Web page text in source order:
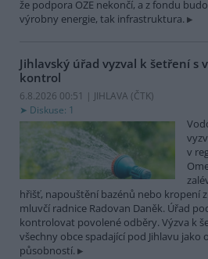
že podpora OZE nekončí, a z fondu
výrobny energie, tak infrastruktura.
Jihlavský úřad vyzval k šetření s
kontrol
6.8.2026 00:51 | JIHLAVA (ČTK)
Diskuse: 1
v
hřišť, napouštění bazénů nebo kropení
mluvčí radnice Radovan Daněk. Úřad
kontrolovat povolené odběry. Výzva k
všechny obce spadající pod Jihlavu jako
působností.